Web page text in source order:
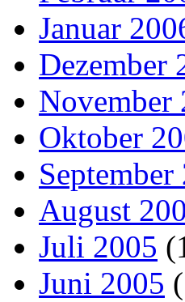
Januar
Dezember
November
Oktober
September
August
Juli 2005
Juni 2005